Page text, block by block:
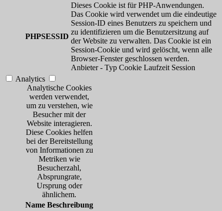
PHPSESSID
Dieses Cookie ist für PHP-Anwendungen.
Das Cookie wird verwendet um die eindeutige
Session-ID eines Benutzers zu speichern und
zu identifizieren um die Benutzersitzung auf
der Website zu verwalten. Das Cookie ist ein
Session-Cookie und wird gelöscht, wenn alle
Browser-Fenster geschlossen werden.
Anbieter - Typ Cookie Laufzeit Session
Analytics
Analytische Cookies
werden verwendet,
um zu verstehen, wie
Besucher mit der
Website interagieren.
Diese Cookies helfen
bei der Bereitstellung
von Informationen zu
Metriken wie
Besucherzahl,
Absprungrate,
Ursprung oder
ähnlichem.
Name Beschreibung